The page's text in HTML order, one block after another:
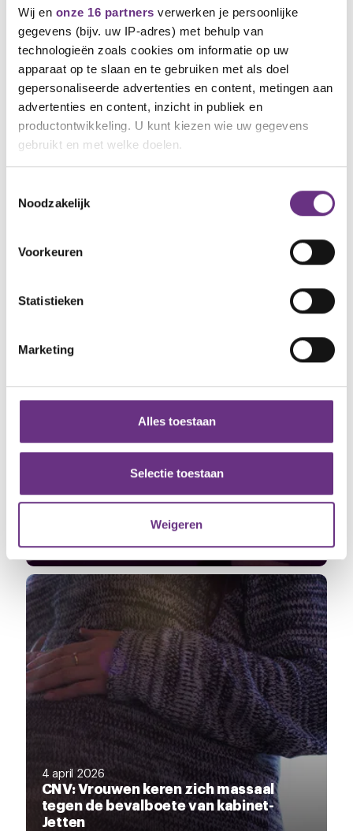
Wij en onze 16 partners verwerken je persoonlijke
gegevens (bijv. uw IP-adres) met behulp van
technologieën zoals cookies om informatie op uw
apparaat op te slaan en te gebruiken met als doel
gepersonaliseerde advertenties en content, metingen aan
advertenties en content, inzicht in publiek en
productontwikkeling. U kunt kiezen wie uw gegevens
gebruikt en met welke doelen.
Informatie verzamelen over uw geografische
Uw apparaat identificeren door het actief te
scannen op specifieke eigenschappen (fingerprinting)
verwerkt en stel uw voorkeuren in het
detailgedeelte in.
en om ons websiteverkeer te analyseren. Ook delen we
partners voor social media, adverteren en analyse. Deze
partners kunnen deze gegevens combineren met andere
verzameld op basis van uw gebruik van hun services.
U kunt uw toestemming op elk moment wijzigen of
intrekken via decookieverklaringof door te klikken op
het ronde cookie-instellingenicoontje linksonder op de
pagina.
Noodzakelijk
Voorkeuren
Statistieken
Marketing
Alles toestaan
Selectie toestaan
Weigeren
11 mei 2026
Als kabinet eisen van vakbonden niet inwilligt,
Vakbonden: rijksambtenaren staken 14
april opnieuw 24 uur lang
Nullijn moet van tafel
4 april 2026
CNV: Vrouwen keren zich massaal
tegen de bevalboete van kabinet-
Jetten